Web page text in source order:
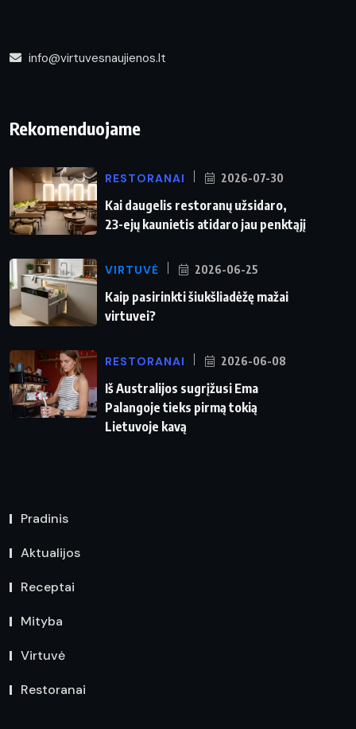
info@virtuvesnaujienos.lt
Rekomenduojame
RESTORANAI 2026-07-30
Kai daugelis restoranų užsidaro,
23-ejų kaunietis atidaro jau penktąjį
VIRTUVĖ 2026-06-25
Kaip pasirinkti šiukšliadėžę mažai
virtuvei?
RESTORANAI 2026-06-08
Iš Australijos sugrįžusi Ema
Palangoje tieks pirmą tokią
Lietuvoje kavą
Pradinis
Aktualijos
Receptai
Mityba
Virtuvė
Restoranai